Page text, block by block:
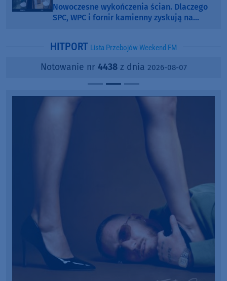
Nowoczesne wykończenia ścian. Dlaczego
SPC, WPC i fornir kamienny zyskują na
HITPORT Lista Przebojów Weekend FM
Notowanie nr 4438z dnia 2026-08-07